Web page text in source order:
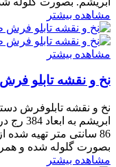
مشاهده بیشتر
مشاهده بیشتر
نخ و نقشه تابلو فرش
86 سانتی متر تهیه
بصورت گلوله شده و
مشاهده بیشتر